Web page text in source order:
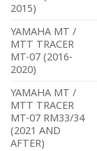
2015)
YAMAHA MT /
MTT TRACER
MT-07 (2016-
2020)
YAMAHA MT /
MTT TRACER
MT-07 RM33/34
(2021 AND
AFTER)